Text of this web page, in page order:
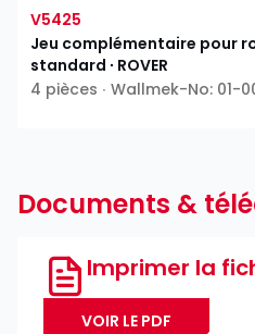
V5425
Jeu complémentaire pour
standard ∙ ROVER
4 pièces ∙ Wallmek-No: 01-
Documents &
Imprimer la
VOIR LE PDF